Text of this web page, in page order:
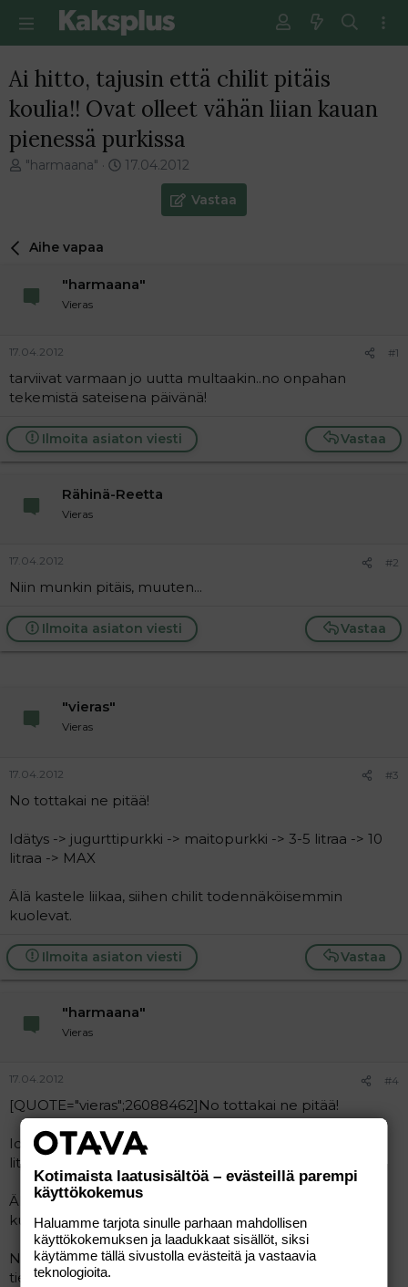
Ai hitto, tajusin että chilit pitäis
koulia!! Ovat olleet vähän liian kauan
pienessä purkissa
V
e
t
n
a
l
o
i
t
t
a
"harmaana"
E
i
i
e
s
t
i
17.04.2012
Vastaa
Aihe vapaa
"harmaana"
Vieras
17.04.2012 #1
tarviivat varmaan jo uutta multaakin..no onpahan
tekemistä sateisena päivänä!
Vastaa
Ilmoita asiaton viesti
Rähinä-Reetta
Vieras
17.04.2012 #2
Niin munkin pitäis, muuten...
Vastaa
Ilmoita asiaton viesti
"vieras"
Vieras
17.04.2012 #3
No tottakai ne pitää!
Idätys -> jugurttipurkki -> maitopurkki -> 3-5 litraa -> 10
litraa -> MAX
Älä kastele liikaa, siihen chilit todennäköisemmin
kuolevat.
Vastaa
Ilmoita asiaton viesti
"harmaana"
Vieras
17.04.2012 #4
[QUOTE="vieras";26088462]No tottakai ne pitää!
Idätys -> jugurttipurkki -> maitopurkki -> 3-5 litraa -> 10
litraa -> MAX
Älä kastele liikaa, siihen chilit todennäköisemmin
kuolevat.[/QUOTE]
No ei niitä nyt noin montaa kertaa tartte. Riippuu
tietenkin astioiden koosta ja missä vaiheessa laittaa
Kotimaista laatusisältöä – evästeillä parempi
käyttökokemus
Haluamme tarjota sinulle parhaan mahdollisen
käyttökokemuksen ja laadukkaat sisällöt, siksi
käytämme tällä sivustolla evästeitä ja vastaavia
teknologioita.